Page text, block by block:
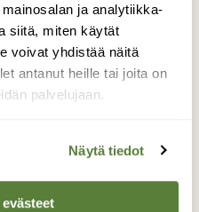
ja analytiikka-
siitä, miten käytät
voivat yhdistää näitä
antanut heille tai joita on
palvelujaan.
Näytä tiedot
Kouvola 18.4.2021
LISTAAN